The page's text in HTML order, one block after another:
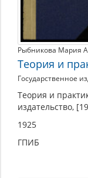
русского
языка
Рыбникова Мария
Теория и
Государственное
Теория и
издательство,
1925
ГПИБ